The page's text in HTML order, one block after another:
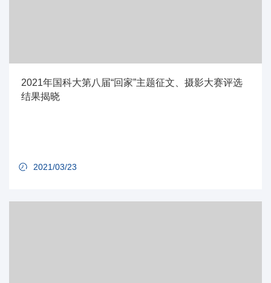
2021年国科大第八届“回家”主题征文、摄影大赛评选
结果揭晓
2021/03/23